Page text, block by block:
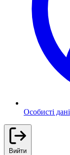
Особисті дані
Вийти